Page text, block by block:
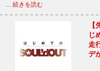
… 続きを読む
じ
走
デ